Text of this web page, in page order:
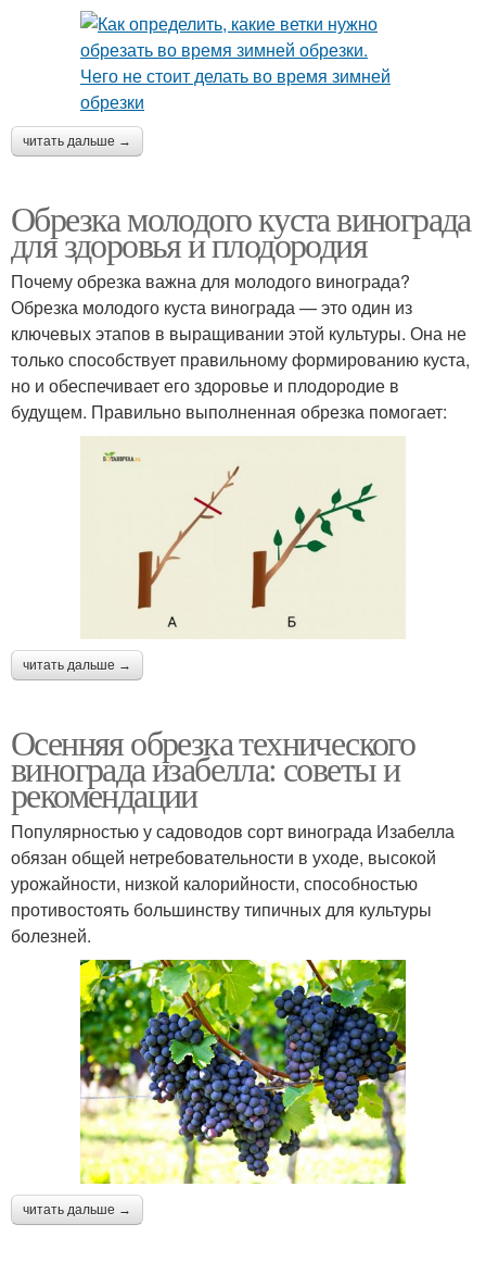
читать дальше →
Обрезка молодого куста винограда
для здоровья и плодородия
Почему обрезка важна для молодого винограда?
Обрезка молодого куста винограда — это один из
ключевых этапов в выращивании этой культуры. Она не
только способствует правильному формированию куста,
но и обеспечивает его здоровье и плодородие в
будущем. Правильно выполненная обрезка помогает:
читать дальше →
Осенняя обрезка технического
винограда изабелла: советы и
рекомендации
Популярностью у садоводов сорт винограда Изабелла
обязан общей нетребовательности в уходе, высокой
урожайности, низкой калорийности, способностью
противостоять большинству типичных для культуры
болезней.
читать дальше →